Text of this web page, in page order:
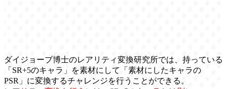
ダイジョーブ博士のレアリティ変換研究所では、持っている
「SR+5のキャラ」を素材にして「素材にしたキャラの
PSR」に変換するチャレンジを行うことができる。